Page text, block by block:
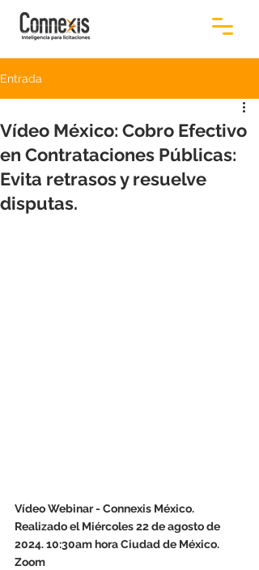
Entrada
Vídeo México: Cobro Efectivo
en Contrataciones Públicas:
Evita retrasos y resuelve
disputas.
Vídeo Webinar - Connexis México.
Realizado el Miércoles 22 de agosto de
2024. 10:30am hora Ciudad de México.
Zoom